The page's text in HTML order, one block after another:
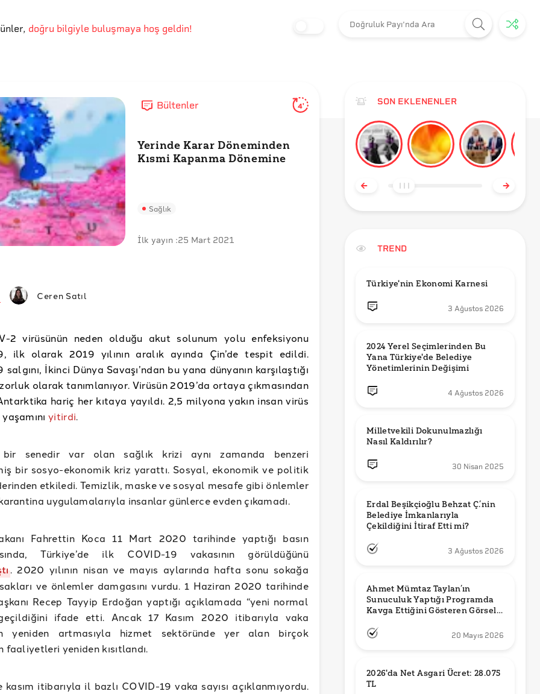
, doğru bilgiyle buluşmaya hoş geldin!
Bültenler 4'
Yerinde Karar Döneminden
Kısmi Kapanma Dönemine
Sağlık
İlk yayın :25 Mart 2021
Ceren Satıl
2 virüsünün neden olduğu akut solunum yolu enfeksiyonu
ilk olarak 2019 yılının aralık ayında Çin’de tespit edildi.
salgını, İkinci Dünya Savaşı’ndan bu yana dünyanın karşılaştığı
olarak tanımlanıyor. Virüsün 2019’da ortaya çıkmasından
hariç her kıtaya yayıldı. 2,5 milyona yakın insan virüs
yitirdi.
bir senedir var olan sağlık krizi aynı zamanda benzeri
bir sosyo-ekonomik kriz yarattı. Sosyal, ekonomik ve politik
etkiledi. Temizlik, maske ve sosyal mesafe gibi önlemler
uygulamalarıyla insanlar günlerce evden çıkamadı.
Fahrettin Koca 11 Mart 2020 tarihinde yaptığı basın
Türkiye’de ilk COVID-19 vakasının görüldüğünü
. 2020 yılının nisan ve mayıs aylarında hafta sonu sokağa
ve önlemler damgasını vurdu. 1 Haziran 2020 tarihinde
Recep Tayyip Erdoğan yaptığı açıklamada “yeni normal
geçildiğini ifade etti. Ancak 17 Kasım 2020 itibarıyla vaka
yeniden artmasıyla hizmet sektöründe yer alan birçok
faaliyetleri yeniden kısıtlandı.
kasım itibarıyla il bazlı COVID-19 vaka sayısı açıklanmıyordu.
SON EKLENENLER
TREND
Türkiye'nin Ekonomi Karnesi
3 Ağustos 2026
2024 Yerel Seçimlerinden Bu
Yana Türkiye'de Belediye
Yönetimlerinin Değişimi
4 Ağustos 2026
Milletvekili Dokunulmazlığı
Nasıl Kaldırılır?
30 Nisan 2025
Erdal Beşikçioğlu Behzat Ç.’nin
Belediye İmkanlarıyla
3 Ağustos 2026
Ahmet Mümtaz Taylan’ın
Sunuculuk Yaptığı Programda
Kavga Ettiğini Gösteren Görsel
20 Mayıs 2026
2026'da Net Asgari Ücret: 28.075
TL